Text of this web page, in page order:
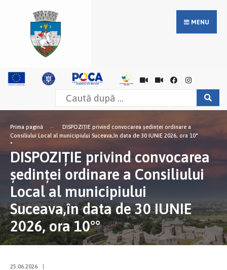
MENU
Prima pagină
DISPOZIŢIE privind convocarea şedinţei ordinare a
Consiliului Local al municipiului Suceava,în data de 30 IUNIE 2026, ora 10°
°
DISPOZIŢIE privind convocarea
şedinţei ordinare a Consiliului
Local al municipiului
Suceava,în data de 30 IUNIE
2026, ora 10°°
25.06.2026